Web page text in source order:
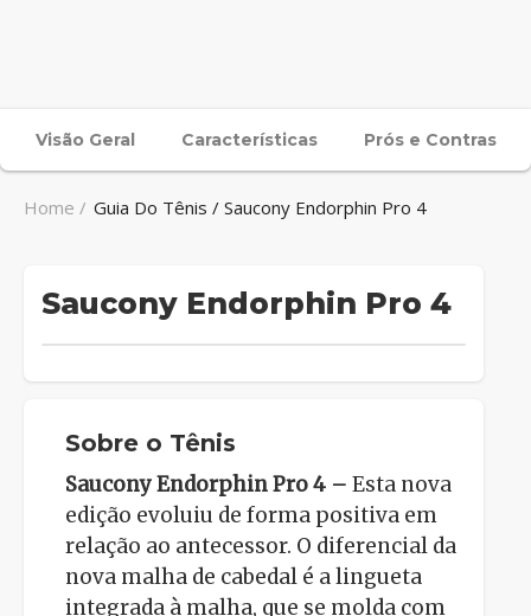
Visão Geral Características Prós e Contras
Home / Guia Do Tênis / Saucony Endorphin Pro 4
Saucony Endorphin Pro 4
Sobre o Tênis
Saucony Endorphin Pro 4 – Esta nova
edição evoluiu de forma positiva em
relação ao antecessor. O diferencial da
nova malha de cabedal é a lingueta
integrada à malha, que se molda com